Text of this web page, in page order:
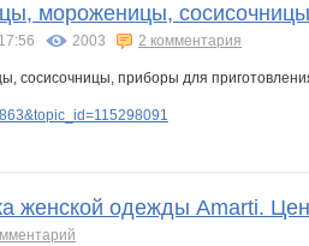
мороженицы,
2003 2 комментария
женской одежды Amarti.